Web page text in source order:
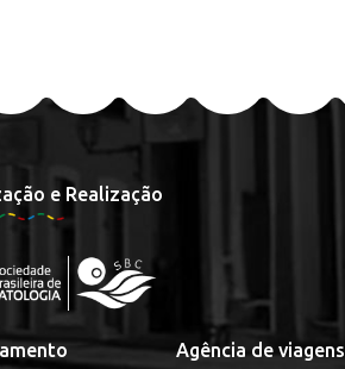
e Realização
Agência de viagens